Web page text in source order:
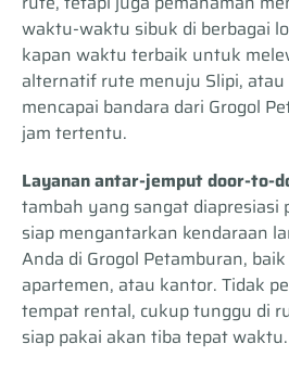
waktu-waktu sibuk di berbagai
kapan waktu terbaik untuk
alternatif rute menuju Slipi, atau
mencapai bandara dari Grogol
jam tertentu.
Layanan antar-jemput door-to-
tambah yang sangat diapresiasi
siap mengantarkan kendaraan
Anda di Grogol Petamburan,
apartemen, atau kantor. Tidak
tempat rental, cukup tunggu di
siap pakai akan tiba tepat waktu.